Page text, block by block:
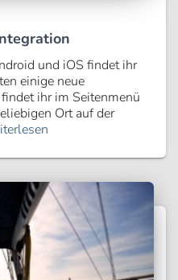
und iOS findet ihr
einige neue
ihr im Seitenmenü
Ort auf der